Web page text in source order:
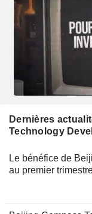
Dernières
Technology
Le bénéfice de
au premier